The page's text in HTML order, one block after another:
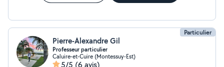
Particulier
Pierre-Alexandre Gil
Professeur particulier
Caluire-et-Cuire (Montessuy-Est)
5/5 (6 avis)